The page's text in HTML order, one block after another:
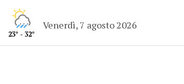
23° - 32°
Venerdì, 7 agosto 2026